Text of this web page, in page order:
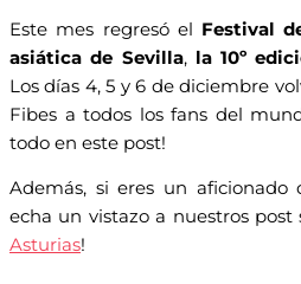
Este mes regresó el Festival
asiática de Sevilla, la 10º
Los días 4, 5 y 6 de diciembre
Fibes a todos los fans del
todo en este post!
Además, si eres un aficionado
echa un vistazo a nuestros post
Asturias!